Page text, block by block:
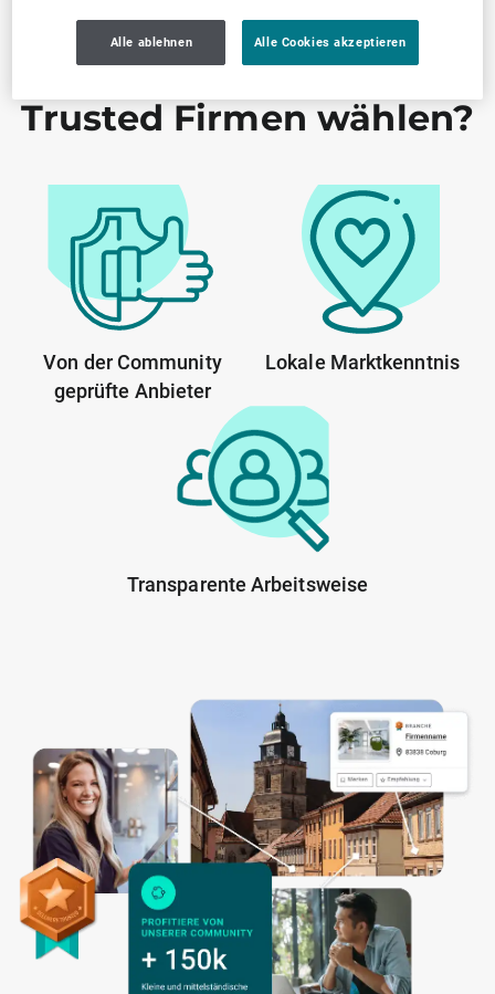
Warum SELLWERK
Trusted Firmen wählen?
Von der Community
geprüfte Anbieter
Lokale Marktkenntnis
Transparente Arbeitsweise
Alle ablehnen Alle Cookies akzeptieren